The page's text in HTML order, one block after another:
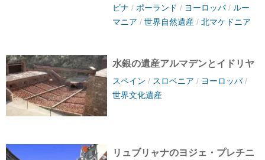
ビナ / ポーランド / ヨーロッパ/ ルー
マニア / 世界自然遺産/ 北マケドニア
水銀の遺産アルマデンとイドリヤ
スペイン / スロベニア / ヨーロッパ/
世界文化遺産
リュブリャナのヨジェ・プレチニ